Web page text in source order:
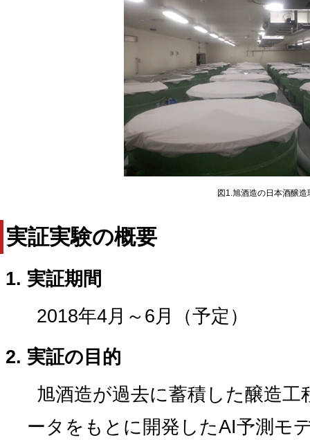
図1.旭酒造の日本酒醸造
実証実験の概要
実証期間
2018年4月～6月（予定）
実証の目的
旭酒造が過去に蓄積した醸造
ータをもとに開発したAI予測モ